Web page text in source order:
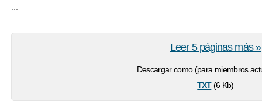
...
Descargar como (para miembros
txt(6 Kb)
Leer 5 páginas más »